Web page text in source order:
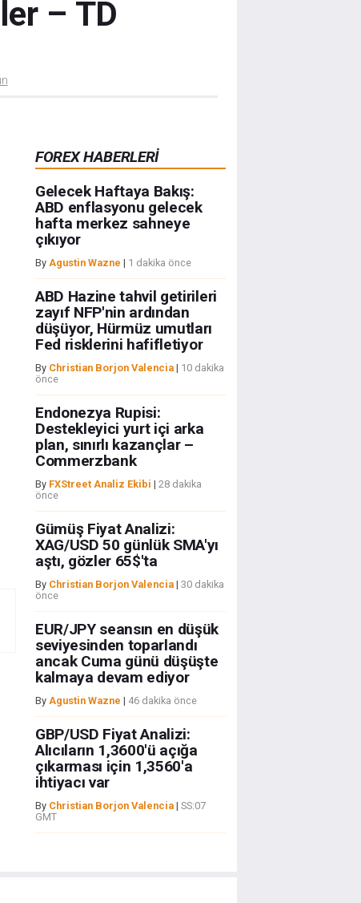
– TD
FOREX HABERLERİ
Gelecek Haftaya Bakış:
ABD enflasyonu gelecek
hafta merkez sahneye
çıkıyor
By Agustin Wazne | 1 dakika önce
ABD Hazine tahvil getirileri
zayıf NFP'nin ardından
düşüyor, Hürmüz umutları
Fed risklerini hafifletiyor
By Christian Borjon Valencia| 10 dakika
önce
Endonezya Rupisi:
Destekleyici yurt içi arka
plan, sınırlı kazançlar –
Commerzbank
By FXStreet Analiz Ekibi | 28 dakika
önce
Gümüş Fiyat Analizi:
XAG/USD 50 günlük SMA'yı
aştı, gözler 65$'ta
By Christian Borjon Valencia| 30 dakika
önce
EUR/JPY seansın en düşük
seviyesinden toparlandı
ancak Cuma günü düşüşte
kalmaya devam ediyor
By Agustin Wazne | 46 dakika önce
GBP/USD Fiyat Analizi:
Alıcıların 1,3600'ü açığa
çıkarması için 1,3560'a
ihtiyacı var
By Christian Borjon Valencia| SS:07
GMT